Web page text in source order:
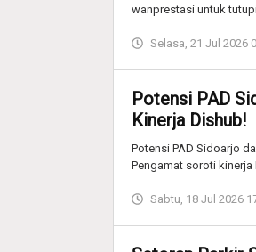
wanprestasi untuk
Selasa, 21 Jul 2026
Potensi PAD
Kinerja Dishub!
Potensi PAD Sidoarjo
Pengamat soroti kinerja
Sabtu, 18 Jul 2026